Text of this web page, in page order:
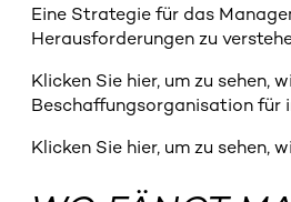
Eine Strategie für das
Herausforderungen zu
Klicken Sie hier, um zu sehen,
Beschaffungsorganisation für
Klicken Sie hier, um zu